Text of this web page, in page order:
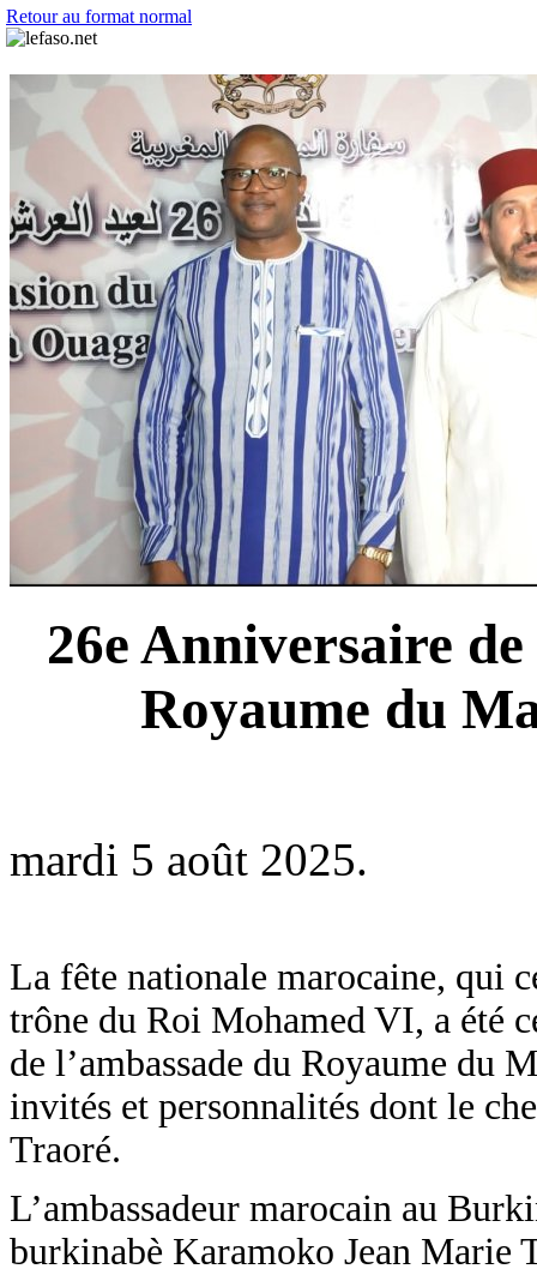
Retour au format normal
26e Anniversaire
Royaume du
mardi 5 août 2025.
La fête nationale marocaine, qui
trône du Roi Mohamed VI, a été
de l’ambassade du Royaume du
invités et personnalités dont le
Traoré.
L’ambassadeur marocain au
burkinabè Karamoko Jean Marie